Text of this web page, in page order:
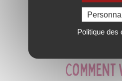
Politique des